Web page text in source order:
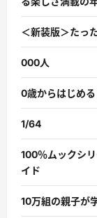
＜新装版＞たっ
000人
0歳からはじめる
1/64
100％ムックシ
イド
10万組の親子が